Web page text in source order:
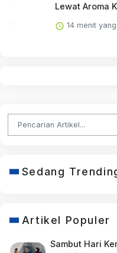
Lewat Aroma
14 menit
Sedang
Artikel Populer
Sambut Hari